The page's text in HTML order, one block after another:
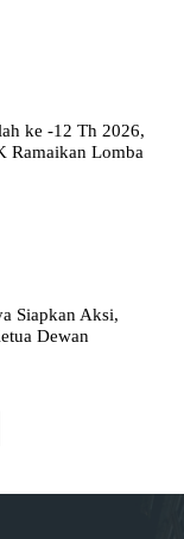
ke -12 Th 2026,
Ramaikan Lomba
Siapkan Aksi,
Dewan